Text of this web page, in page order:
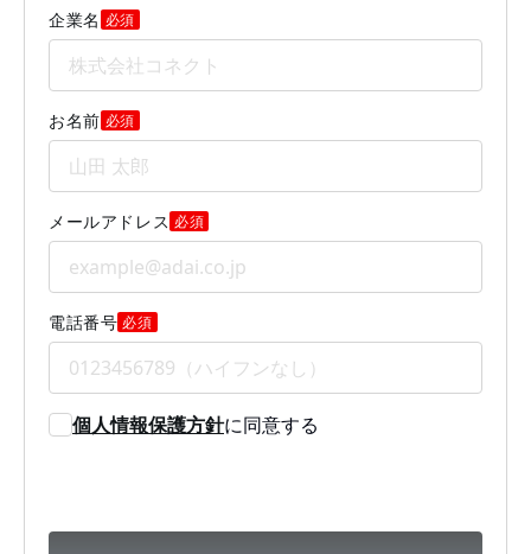
企業名 必須
お名前 必須
メールアドレス 必須
電話番号 必須
個人情報保護方針に同意する